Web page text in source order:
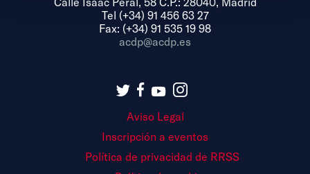
Tel (+34) 91 456 63 27
Fax: (+34) 91 535 19 98
acdp@acdp.es
Aviso Legal
Inscripción a eventos
Política de privacidad de RRSS